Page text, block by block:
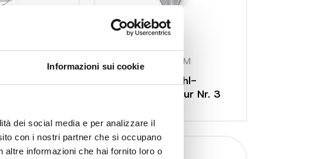
Informazioni sui cookie
dei social media e per analizzare il
con i nostri partner che si occupano
altre informazioni che hai fornito loro o
5700 NM
Edelstahl-
Ablaufgarnitur Nr. 3